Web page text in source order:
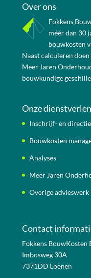
Over ons
Fokkens
méér dan 30
bouwkosten
Naast calculeren
Meer Jaren
bouwkundige
Onze
Inschrijf- en
Bouwkosten
Analyses
Meer Jaren
Overige advieswerk
Contact
Fokkens BouwKosten
Imbosweg 30A
7371DD Loenen